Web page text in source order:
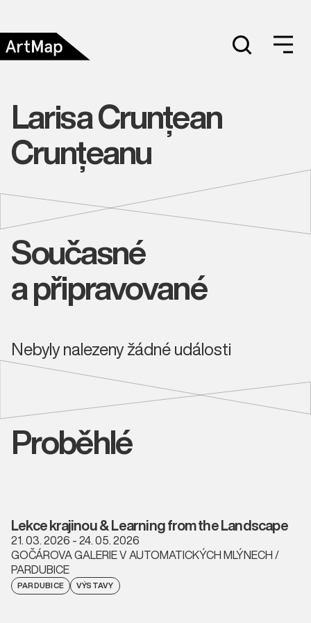
Larisa Crunțean
Crunțeanu
Současné
a připravované
Nebyly nalezeny žádné události
Proběhlé
Lekce krajinou & Learning from the Landscape
21. 03. 2026 - 24. 05. 2026
GOČÁROVA GALERIE V AUTOMATICKÝCH MLÝNECH /
PARDUBICE
PARDUBICE VÝSTAVY